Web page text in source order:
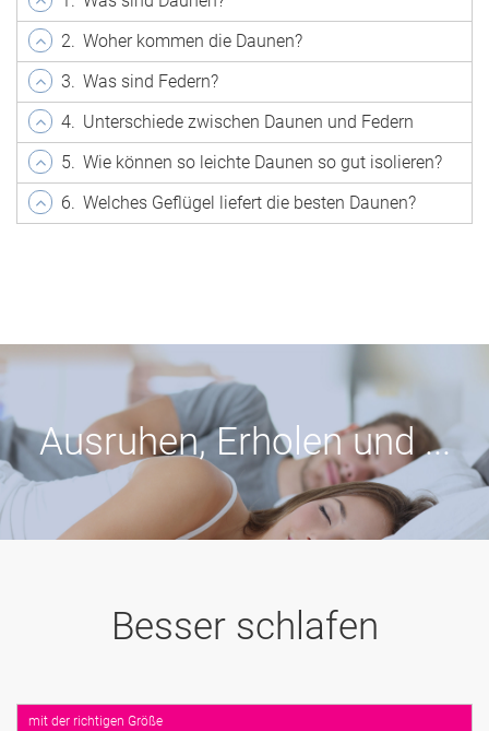
2. Woher kommen die Daunen?
3. Was sind Federn?
4. Unterschiede zwischen Daunen und Federn
5. Wie können so leichte Daunen so gut isolieren?
6. Welches Geflügel liefert die besten Daunen?
Ausruhen, Erholen und ...
Besser schlafen
mit der richtigen Größe